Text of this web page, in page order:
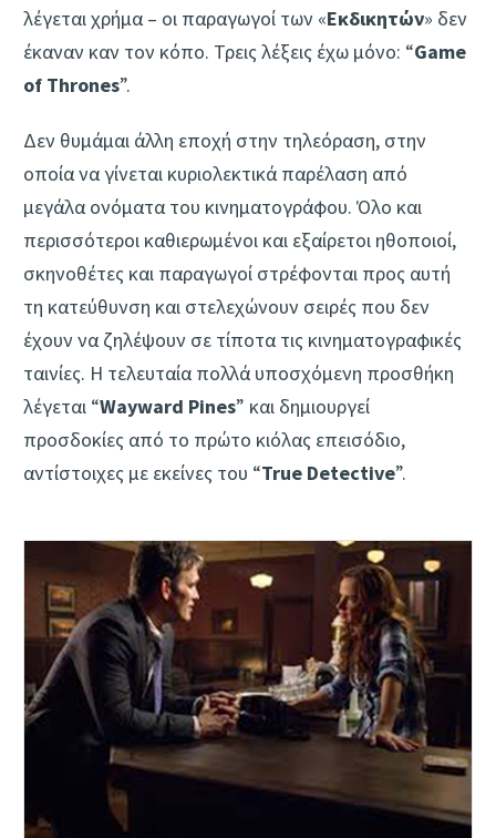
λέγεται χρήμα – οι παραγωγοί των «Εκδικητών» δεν
έκαναν καν τον κόπο. Τρεις λέξεις έχω μόνο: “Game
of Thrones”.
Δεν θυμάμαι άλλη εποχή στην τηλεόραση, στην
οποία να γίνεται κυριολεκτικά παρέλαση από
μεγάλα ονόματα του κινηματογράφου. Όλο και
περισσότεροι καθιερωμένοι και εξαίρετοι ηθοποιοί,
σκηνοθέτες και παραγωγοί στρέφονται προς αυτή
τη κατεύθυνση και στελεχώνουν σειρές που δεν
έχουν να ζηλέψουν σε τίποτα τις κινηματογραφικές
ταινίες. Η τελευταία πολλά υποσχόμενη προσθήκη
λέγεται “Wayward Pines” και δημιουργεί
προσδοκίες από το πρώτο κιόλας επεισόδιο,
αντίστοιχες με εκείνες του “True Detective”.